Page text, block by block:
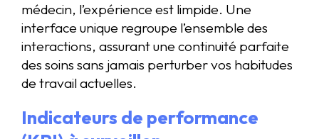
médecin, l’expérience est limpide. Une
interface unique regroupe l’ensemble des
interactions, assurant une continuité parfaite
des soins sans jamais perturber vos habitudes
de travail actuelles.
Indicateurs de performance